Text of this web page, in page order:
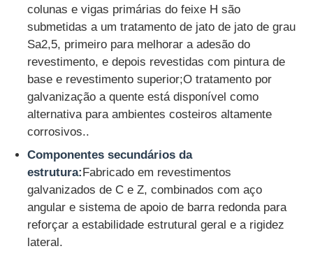
colunas e vigas primárias do feixe H são
submetidas a um tratamento de jato de jato de grau
Sa2,5, primeiro para melhorar a adesão do
revestimento, e depois revestidas com pintura de
base e revestimento superior;O tratamento por
galvanização a quente está disponível como
alternativa para ambientes costeiros altamente
corrosivos..
Componentes secundários da
estrutura: Fabricado em revestimentos
galvanizados de C e Z, combinados com aço
angular e sistema de apoio de barra redonda para
reforçar a estabilidade estrutural geral e a rigidez
lateral.